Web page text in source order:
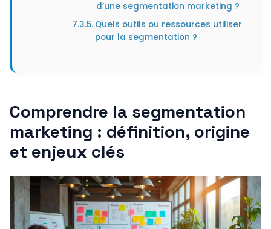
d’une segmentation marketing ?
Quels outils ou ressources utiliser
pour la segmentation ?
Comprendre la segmentation
marketing : définition, origine
et enjeux clés